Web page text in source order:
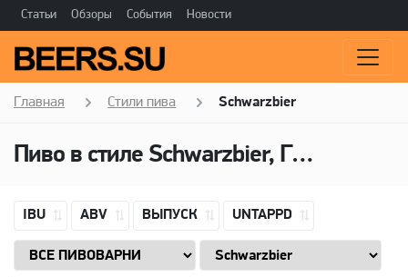
Статьи Обзоры События Новости
Главная Стили пива Schwarzbier
Пиво в стиле Schwarzbier, Горечь: 32 IBU
IBU ABV ВЫПУСК UNTAPPD